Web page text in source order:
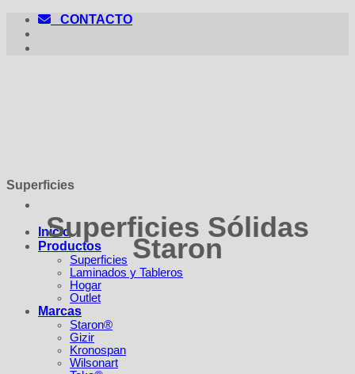
Saltar
contenido
CONTACTO
Inicio
Productos
Superficies
Laminados y Tableros
Hogar
Outlet
Marcas
Staron®
Gizir
Kronospan
Wilsonart
Superficies
Superficies Sólidas
Staron